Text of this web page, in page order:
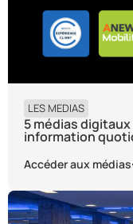
LES MEDIAS
5 médias
information
Accéder aux médias